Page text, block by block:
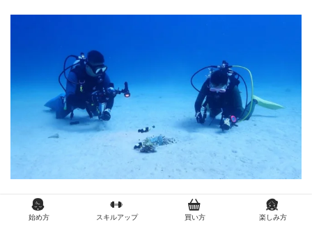
昔からこのポイントのアイドル「トウアカクマノミ」
ずっと住み続いていますね！
始め方 スキルアップ 買い方 楽しみ方